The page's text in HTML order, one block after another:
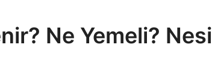
Ne Yemeli? Nesi